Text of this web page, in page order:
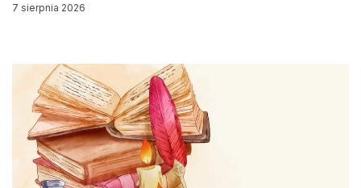
7 sierpnia 2026